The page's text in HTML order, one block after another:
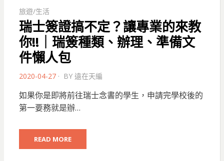
旅遊/生活
瑞士簽證搞不定？讓專業的來教
你!!｜瑞簽種類、辦理、準備文
件懶人包
POSTED
2020-04-27 BY 遠在天編
如果你是即將前往瑞士念書的學生，申請完學校後的
第一要務就是辦…
READ MORE